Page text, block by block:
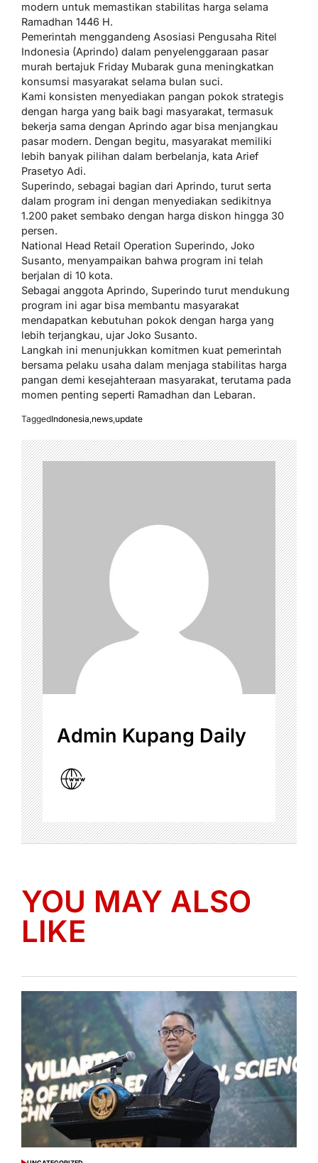
modern untuk memastikan stabilitas harga selama
Ramadhan 1446 H.
Pemerintah menggandeng Asosiasi Pengusaha Ritel
Indonesia (Aprindo) dalam penyelenggaraan pasar
murah bertajuk Friday Mubarak guna meningkatkan
konsumsi masyarakat selama bulan suci.
Kami konsisten menyediakan pangan pokok strategis
dengan harga yang baik bagi masyarakat, termasuk
bekerja sama dengan Aprindo agar bisa menjangkau
pasar modern. Dengan begitu, masyarakat memiliki
lebih banyak pilihan dalam berbelanja, kata Arief
Prasetyo Adi.
Superindo, sebagai bagian dari Aprindo, turut serta
dalam program ini dengan menyediakan sedikitnya
1.200 paket sembako dengan harga diskon hingga 30
persen.
National Head Retail Operation Superindo, Joko
Susanto, menyampaikan bahwa program ini telah
berjalan di 10 kota.
Sebagai anggota Aprindo, Superindo turut mendukung
program ini agar bisa membantu masyarakat
mendapatkan kebutuhan pokok dengan harga yang
lebih terjangkau, ujar Joko Susanto.
Langkah ini menunjukkan komitmen kuat pemerintah
bersama pelaku usaha dalam menjaga stabilitas harga
pangan demi kesejahteraan masyarakat, terutama pada
momen penting seperti Ramadhan dan Lebaran.
TaggedIndonesia,news,update
Admin Kupang Daily
YOU MAY ALSO
LIKE